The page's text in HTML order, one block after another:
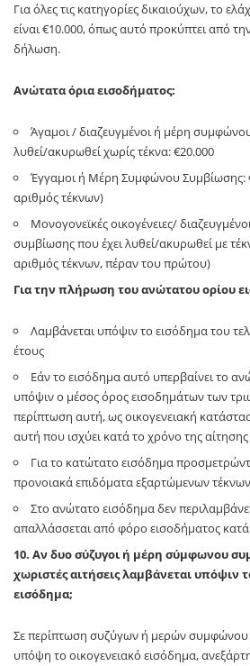
Για όλες τις κατηγορίες δικαιούχων, το
είναι €10.000, όπως αυτό προκύπτει από
δήλωση.
Ανώτατα όρια εισοδήματος:
Άγαμοι / διαζευγμένοι ή μέρη
λυθεί/ακυρωθεί χωρίς τέκνα: €20.000
Έγγαμοι ή Μέρη Συμφώνου Συμβίωσης:
αριθμός τέκνων)
Μονογονεϊκές οικογένειες/
συμβίωσης που έχει λυθεί/ακυρωθεί με
αριθμός τέκνων, πέραν του πρώτου)
Για την πλήρωση του ανώτατου ορίου
Λαμβάνεται υπόψιν το εισόδημα του
έτους
Εάν το εισόδημα αυτό υπερβαίνει το
υπόψιν ο μέσος όρος εισοδημάτων των
περίπτωση αυτή, ως οικογενειακή
αυτή που ισχύει κατά το χρόνο της αίτησης
Για το κατώτατο εισόδημα
προνοιακά επιδόματα εξαρτώμενων
Στο ανώτατο εισόδημα δεν
απαλλάσσεται από φόρο εισοδήματος
10. Αν δυο σύζυγοι ή μέρη σύμφωνου
χωριστές αιτήσεις λαμβάνεται υπόψιν
εισόδημα;
Σε περίπτωση συζύγων ή μερών συμφώνου
υπόψη το οικογενειακό εισόδημα,